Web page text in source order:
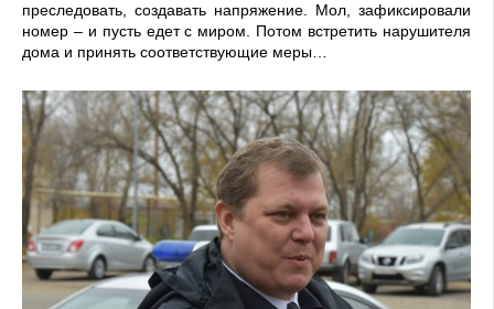
преследовать, создавать напряжение. Мол, зафиксировали
номер – и пусть едет с миром. Потом встретить нарушителя
дома и принять соответствующие меры…